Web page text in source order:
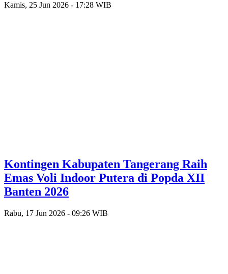
Kamis, 25 Jun 2026 - 17:28 WIB
Kontingen Kabupaten Tangerang Raih
Emas Voli Indoor Putera di Popda XII
Banten 2026
Rabu, 17 Jun 2026 - 09:26 WIB